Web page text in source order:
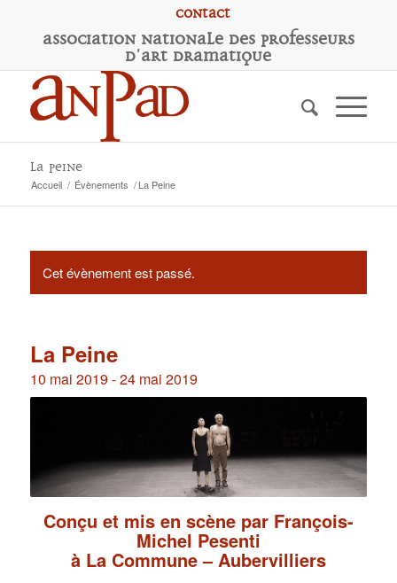
Contact
Association Nationale des Professeurs
d'Art Dramatique
La Peine
Accueil / Évènements / La Peine
Cet évènement est passé.
La Peine
10 mai 2019-24 mai 2019
Conçu et mis en scène par François-
Michel Pesenti
à La Commune – Aubervilliers